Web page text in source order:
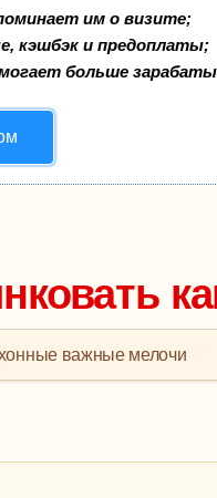
им о визите;
кэшбэк и предоплаты;
больше
важные мелочи